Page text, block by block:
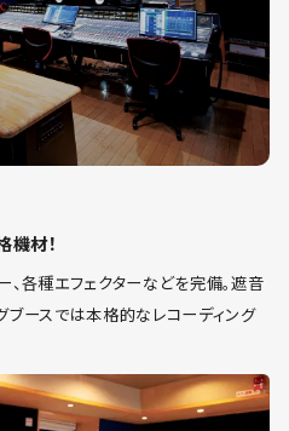
材！
各種エフェクターなどを完備。遮音
ブースでは本格的なレコーディング